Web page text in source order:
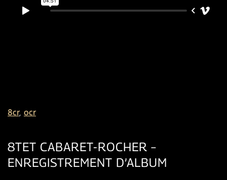
8cr, ocr
8TET CABARET-ROCHER –
ENREGISTREMENT D’ALBUM